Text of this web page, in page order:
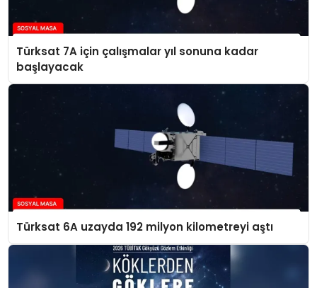
Türksat 7A için çalışmalar yıl sonuna kadar
başlayacak
Türksat 6A uzayda 192 milyon kilometreyi aştı